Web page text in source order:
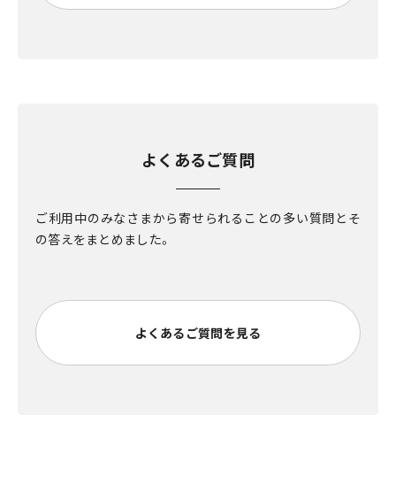
よくあるご質問
ご利用中のみなさまから寄せられることの多い質問とそ
の答えをまとめました。
よくあるご質問を見る